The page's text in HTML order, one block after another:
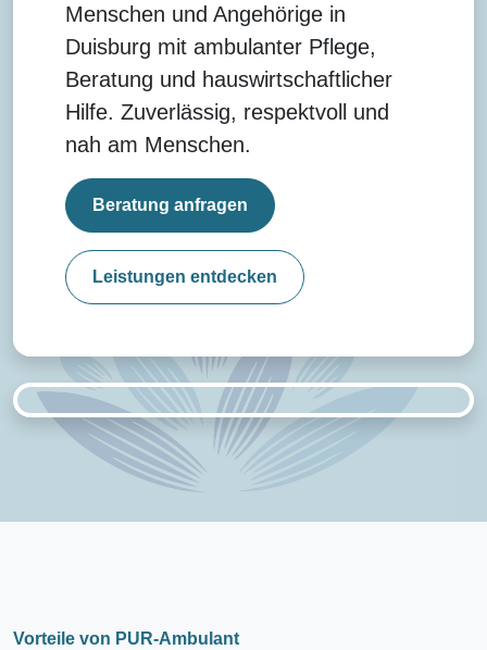
Menschen und Angehörige in
Duisburg mit ambulanter Pflege,
Beratung und hauswirtschaftlicher
Hilfe. Zuverlässig, respektvoll und
nah am Menschen.
Beratung anfragen (öffnet das Kontaktformular)
Leistungen entdecken
Vorteile von PUR-Ambulant